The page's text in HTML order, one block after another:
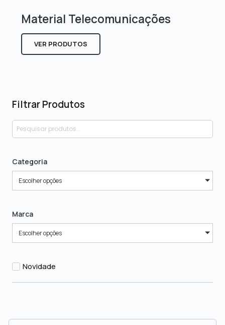
Filtrar Produtos
Categoria
Escolher opções
Marca
Escolher opções
Novidade
Material Telecomunicações
VER PRODUTOS